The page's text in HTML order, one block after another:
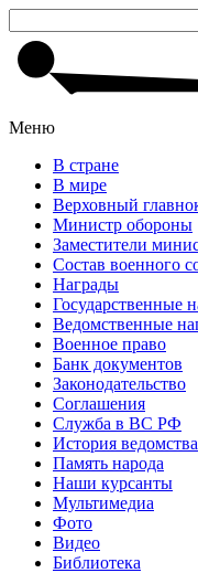
Меню
В стране
В мире
Верховный
Министр обороны
Заместители
Состав военного
Награды
Государственные
Ведомственные
Военное право
Банк документов
Законодательство
Соглашения
Служба в ВС РФ
История ведомства
Память народа
Наши курсанты
Мультимедиа
Фото
Видео
Библиотека